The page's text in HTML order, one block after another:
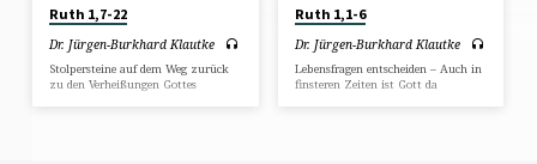
Ruth 1,7-22
Dr. Jürgen-Burkhard Klautke
Stolpersteine auf dem Weg zurück
zu den Verheißungen Gottes
Ruth 1,1-6
Dr. Jürgen-Burkhard Klautke
Lebensfragen entscheiden – Auch in
finsteren Zeiten ist Gott da